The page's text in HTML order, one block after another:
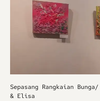
Sepasang Rangkaian
& Elisa